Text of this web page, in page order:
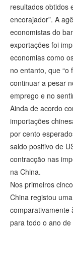
resultados obtidos
encorajador”. A
economistas do
exportações foi
economias como
no entanto, que
continuar a pesar
emprego e no
Ainda de acordo
importações
por cento
saldo positivo de
contracção nas
na China.
Nos primeiros
China registou
comparativamente
para todo o ano de